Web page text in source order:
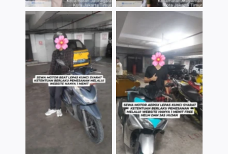
TNo Caption TNo Caption